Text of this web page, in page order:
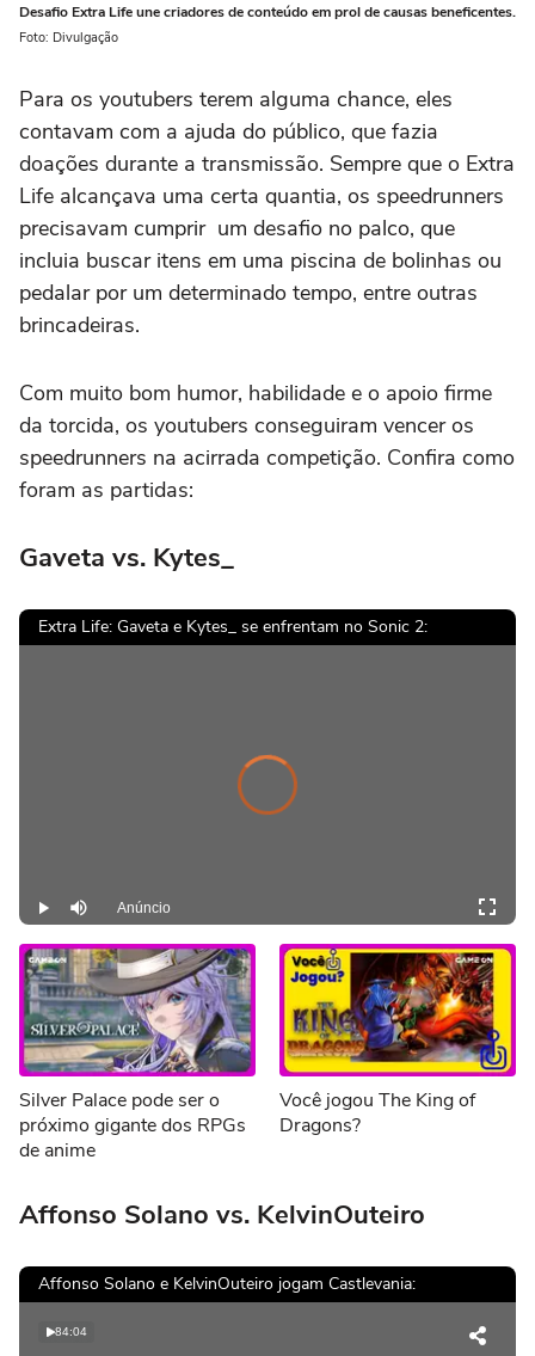
Desafio Extra Life une criadores de conteúdo em prol de causas beneficentes.
Foto: Divulgação
Para os youtubers terem alguma chance, eles
contavam com a ajuda do público, que fazia
doações durante a transmissão. Sempre que o Extra
Life alcançava uma certa quantia, os speedrunners
precisavam cumprir um desafio no palco, que
incluia buscar itens em uma piscina de bolinhas ou
pedalar por um determinado tempo, entre outras
brincadeiras.
Com muito bom humor, habilidade e o apoio firme
da torcida, os youtubers conseguiram vencer os
speedrunners na acirrada competição. Confira como
foram as partidas:
Gaveta vs. Kytes_
Extra Life: Gaveta e Kytes_ se enfrentam no Sonic 2:
Vi d
e
o Pl
a
y
e
r
i s l
o
a
di
n
g .
Play Mutar Anúncio
Silver Palace pode ser o
próximo gigante dos RPGs
de anime
Você jogou The King of
Dragons?
Affonso Solano vs. KelvinOuteiro
Affonso Solano e KelvinOuteiro jogam Castlevania:
84:04